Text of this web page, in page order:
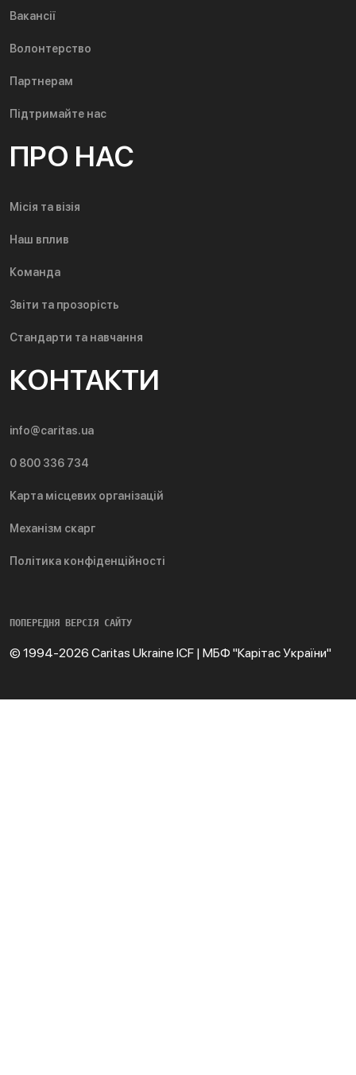
Вакансії
Волонтерство
Партнерам
Підтримайте нас
ПРО НАС
Місія та візія
Наш вплив
Команда
Звіти та прозорість
Стандарти та навчання
КОНТАКТИ
info@caritas.ua
0 800 336 734
Карта місцевих організацій
Механізм скарг
Політика конфіденційності
ПОПЕРЕДНЯ ВЕРСІЯ САЙТУ
© 1994-2026 Caritas Ukraine ICF | МБФ "Карітас України"